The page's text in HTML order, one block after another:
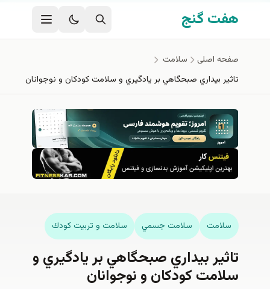
رفتن به محتوای اصلی
هفت گنج
صفحه اصلی
سلامت
تاثير بيداري صبحگاهي بر يادگيري و سلامت كودكان و نوجوانان
سلامت سلامت جسمي سلامت و تربيت كودك
تاثير بيداري صبحگاهي بر يادگيري و
سلامت كودكان و نوجوانان